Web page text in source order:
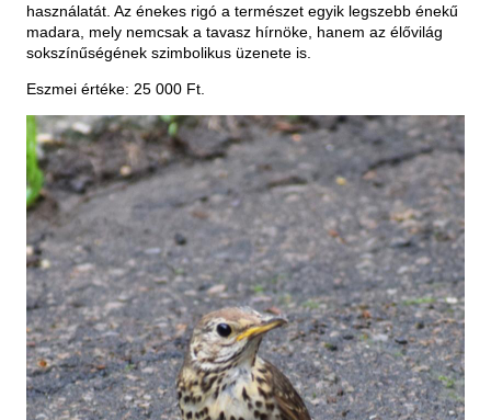
használatát. Az énekes rigó a természet egyik legszebb énekű
madara, mely nemcsak a tavasz hírnöke, hanem az élővilág
sokszínűségének szimbolikus üzenete is.
Eszmei értéke: 25 000 Ft.